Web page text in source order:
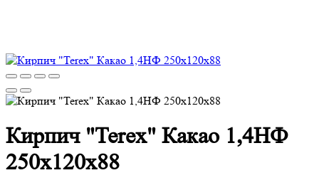
Кирпич "Terex" Какао 1,4НФ
250х120х88